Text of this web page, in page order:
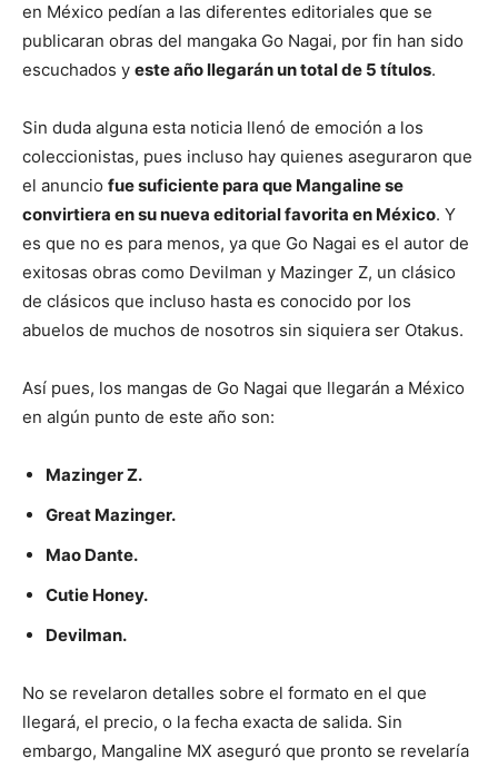
en México pedían a las diferentes editoriales que se
publicaran obras del mangaka Go Nagai, por fin han sido
escuchados y este año llegarán un total de 5 títulos.
Sin duda alguna esta noticia llenó de emoción a los
coleccionistas, pues incluso hay quienes aseguraron que
el anuncio fue suficiente para que Mangaline se
convirtiera en su nueva editorial favorita en México. Y
es que no es para menos, ya que Go Nagai es el autor de
exitosas obras como Devilman y Mazinger Z, un clásico
de clásicos que incluso hasta es conocido por los
abuelos de muchos de nosotros sin siquiera ser Otakus.
Así pues, los mangas de Go Nagai que llegarán a México
en algún punto de este año son:
Mazinger Z.
Great Mazinger.
Mao Dante.
Cutie Honey.
Devilman.
No se revelaron detalles sobre el formato en el que
llegará, el precio, o la fecha exacta de salida. Sin
embargo, Mangaline MX aseguró que pronto se revelaría